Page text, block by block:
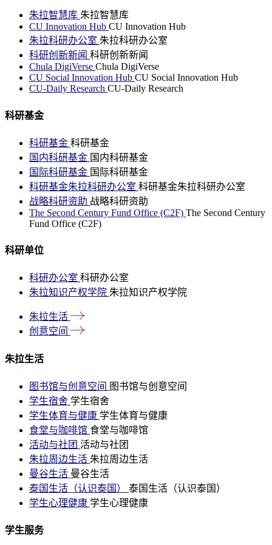
朱拉智慧库 朱拉智慧库
CU Innovation Hub CU Innovation Hub
朱拉科研办公室 朱拉科研办公室
科研创新新闻 科研创新新闻
Chula DigiVerse Chula DigiVerse
CU Social Innovation Hub CU Social Innovation Hub
CU-Daily Research CU-Daily Research
科研基金
科研基金 科研基金
国内科研基金 国内科研基金
国际科研基金 国际科研基金
科研基金朱拉科研办公室 科研基金朱拉科研办公室
战略科研资助 战略科研资助
The Second Century Fund Office (C2F) The Second Century
Fund Office (C2F)
科研单位
科研办公室 科研办公室
朱拉知识产权学院 朱拉知识产权学院
朱拉生活
创意空间
朱拉生活
图书馆与创意空间 图书馆与创意空间
学生宿舍 学生宿舍
学生体育与健康 学生体育与健康
食堂与咖啡馆 食堂与咖啡馆
活动与社团 活动与社团
朱拉周边生活 朱拉周边生活
曼谷生活 曼谷生活
泰国生活（认识泰国） 泰国生活（认识泰国）
学生心理健康 学生心理健康
学生服务